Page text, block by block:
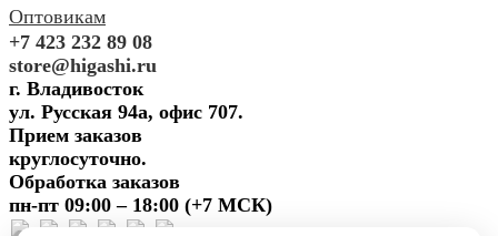
Оптовикам
+7 423 232 89 08
store@higashi.ru
г. Владивосток
ул. Русская 94а, офис 707.
Прием заказов
круглосуточно.
Обработка заказов
пн-пт 09:00 – 18:00 (+7 МСК)